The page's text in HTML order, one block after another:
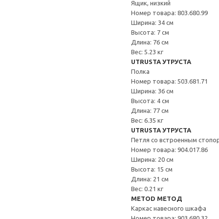
Ящик, низкий
Номер товара: 803.680.99
Ширина: 34 см
Высота: 7 см
Длина: 76 см
Вес: 5.23 кг
UTRUSTA УТРУСТА
Полка
Номер товара: 503.681.71
Ширина: 36 см
Высота: 4 см
Длина: 77 см
Вес: 6.35 кг
UTRUSTA УТРУСТА
Петля со встроенным
Номер товара: 904.017.86
Ширина: 20 см
Высота: 15 см
Длина: 21 см
Вес: 0.21 кг
METOD МЕТОД
Каркас навесного шкафа